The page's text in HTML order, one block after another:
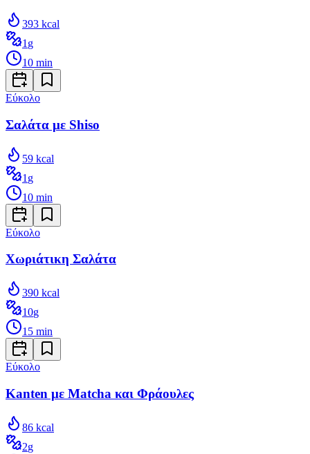
393 kcal
1 g
10 min
Εύκολο
Σαλάτα με Shiso
59 kcal
1 g
10 min
Εύκολο
Χωριάτικη Σαλάτα
390 kcal
10g
15 min
Εύκολο
Kanten με Matcha και Φράουλες
86 kcal
2g